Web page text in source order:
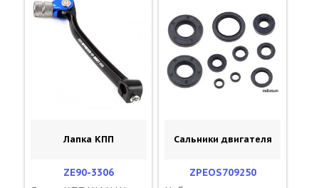
Лапка КПП
ZE90-3306
Сальники двигателя
ZPEOS709250